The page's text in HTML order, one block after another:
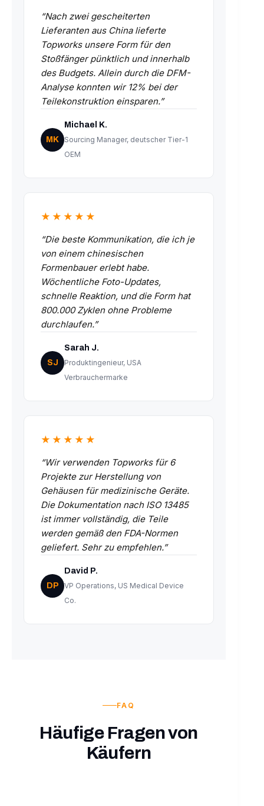
“Nach zwei gescheiterten
Lieferanten aus China lieferte
Topworks unsere Form für den
Stoßfänger pünktlich und innerhalb
des Budgets. Allein durch die DFM-
Analyse konnten wir 12% bei der
Teilekonstruktion einsparen.”
MK
Michael K.
Sourcing Manager, deutscher Tier-1
OEM
★★★★★
“Die beste Kommunikation, die ich je
von einem chinesischen
Formenbauer erlebt habe.
Wöchentliche Foto-Updates,
schnelle Reaktion, und die Form hat
800.000 Zyklen ohne Probleme
durchlaufen.”
SJ
Sarah J.
Produktingenieur, USA
Verbrauchermarke
★★★★★
“Wir verwenden Topworks für 6
Projekte zur Herstellung von
Gehäusen für medizinische Geräte.
Die Dokumentation nach ISO 13485
ist immer vollständig, die Teile
werden gemäß den FDA-Normen
geliefert. Sehr zu empfehlen.”
DP
David P.
VP Operations, US Medical Device
Co.
FAQ
Häufige Fragen von
Käufern